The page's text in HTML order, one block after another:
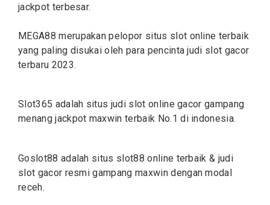
jackpot terbesar.
MEGA88 merupakan pelopor situs slot online terbaik
yang paling disukai oleh para pencinta judi slot gacor
terbaru 2023.
Slot365 adalah situs judi slot online gacor gampang
menang jackpot maxwin terbaik No.1 di indonesia.
Goslot88 adalah situs slot88 online terbaik & judi
slot gacor resmi gampang maxwin dengan modal
receh.